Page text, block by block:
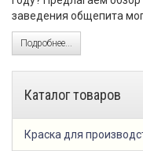
заведения общепита
Подробнее...
Каталог товаров
Краска для